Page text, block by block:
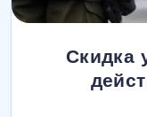
Скидка